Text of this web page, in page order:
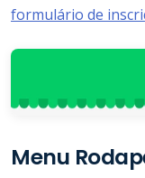
formulário de
Menu